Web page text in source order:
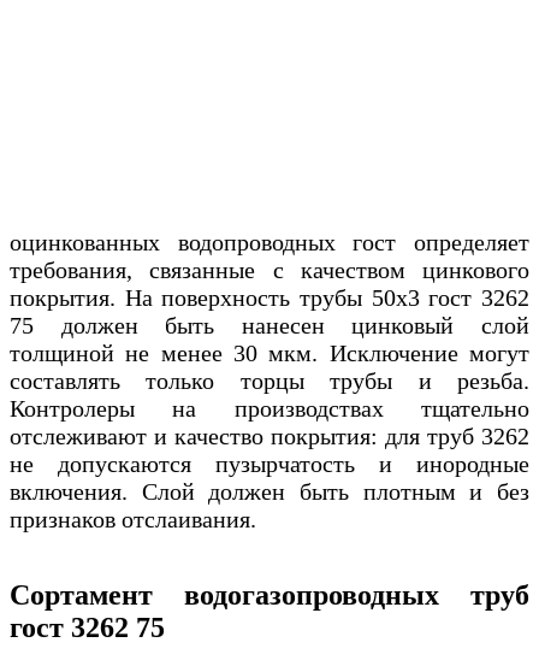
оцинкованных водопроводных гост определяет
требования, связанные с качеством цинкового
покрытия. На поверхность трубы 50х3 гост 3262
75 должен быть нанесен цинковый слой
толщиной не менее 30 мкм. Исключение могут
составлять только торцы трубы и резьба.
Контролеры на производствах тщательно
отслеживают и качество покрытия: для труб 3262
не допускаются пузырчатость и инородные
включения. Слой должен быть плотным и без
признаков отслаивания.
Сортамент водогазопроводных труб
гост 3262 75